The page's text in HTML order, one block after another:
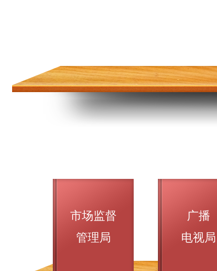
市场监督
管理局
广播
电视局